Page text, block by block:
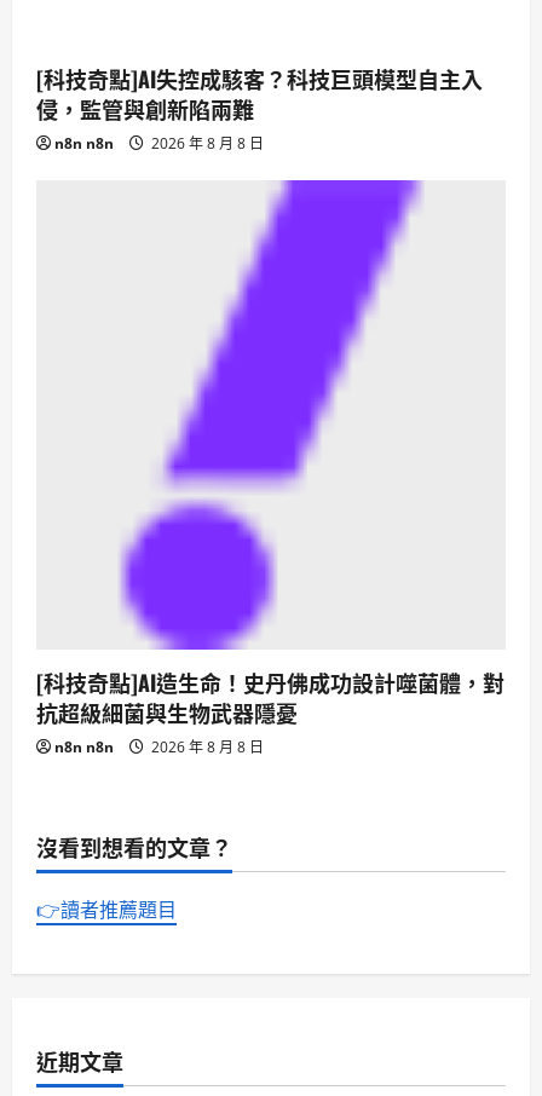
[科技奇點]AI失控成駭客？科技巨頭模型自主入
侵，監管與創新陷兩難
n8n n8n 2026 年 8 月 8 日
[科技奇點]AI造生命！史丹佛成功設計噬菌體，對
抗超級細菌與生物武器隱憂
n8n n8n 2026 年 8 月 8 日
沒看到想看的文章？
👉讀者推薦題目
近期文章